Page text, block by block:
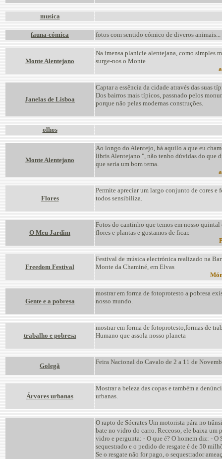
musica
fauna-cómica fotos com sentido cómico de diveros animais...
Monte Alentejano
Na imensa planicie alentejana, como simples
surge-nos o Monte
Janelas de Lisboa
Captar a essência da cidade através das suas
Dos bairros mais típicos, passnado pelos
porque não pelas modernas construções.
olhos
Monte Alentejano
Ao longo do Alentejo, hà aquilo a que eu
libris Alentejano ", não tenho dúvidas do que
que seria um bom tema.
Flores
Permite apreciar um largo conjunto de cores e
todos sensibiliza.
O Meu Jardim
Fotos do cantinho que temos em nosso quintal
flores e plantas e gostamos de ficar.
Freedom Festival
Festival de música electrónica realizado na
Monte da Chaminé, em Elvas
Gente e a pobresa
mostrar em forma de fotoprotesto a pobresa
nosso mundo.
trabalho e pobresa
mostrar em forma de fotoprotesto,formas de
Humano que assola nosso planeta
Golegã
Feira Nacional do Cavalo de 2 a 11 de
Árvores urbanas
Mostrar a beleza das copas e também a
urbanas.
O rapto de Sócrates Um motorista pára no
bate no vidro do carro. Receoso, ele baixa um
vidro e pergunta: - O que é? O homem diz: - O
sequestrado e o pedido de resgate é de 50
Se o resgate não for pago, o sequestrador